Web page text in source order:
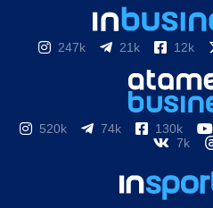
247k 21k 12k
520k 74k 130k
7k